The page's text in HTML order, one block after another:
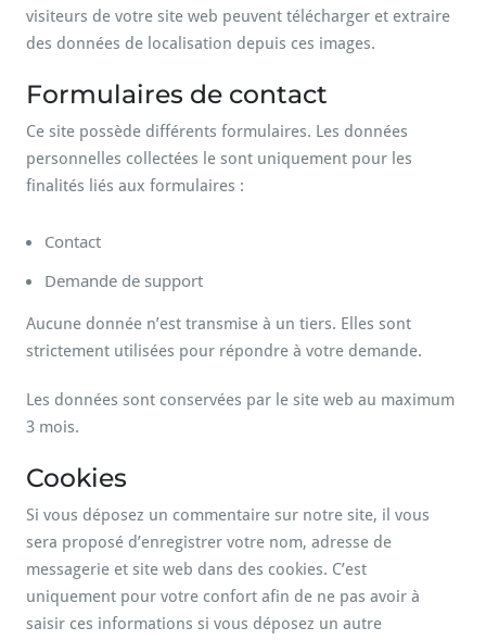
visiteurs de votre site web peuvent télécharger et extraire
des données de localisation depuis ces images.
Formulaires de contact
Ce site possède différents formulaires. Les données
personnelles collectées le sont uniquement pour les
finalités liés aux formulaires :
Contact
Demande de support
Aucune donnée n’est transmise à un tiers. Elles sont
strictement utilisées pour répondre à votre demande.
Les données sont conservées par le site web au maximum
3 mois.
Cookies
Si vous déposez un commentaire sur notre site, il vous
sera proposé d’enregistrer votre nom, adresse de
messagerie et site web dans des cookies. C’est
uniquement pour votre confort afin de ne pas avoir à
saisir ces informations si vous déposez un autre